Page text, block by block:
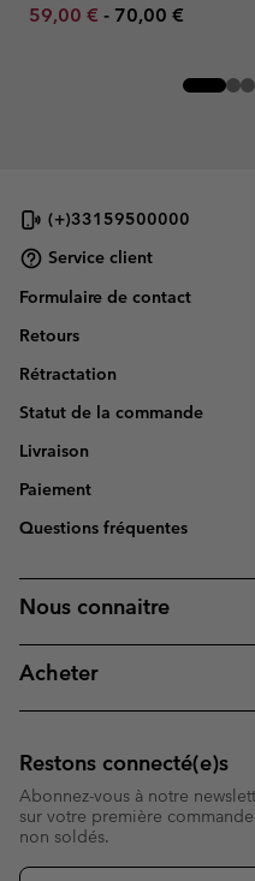
Minimum sale price:
59,00 € - Maximum price:
70,00 €
(+)33159500000
Service client
Formulaire de contact
Retours
Rétractation
Statut de la commande
Livraison
Paiement
Questions fréquentes
Nous connaitre
Acheter
Restons connecté(e)s
Abonnez-vous à notre
sur votre première
non soldés.